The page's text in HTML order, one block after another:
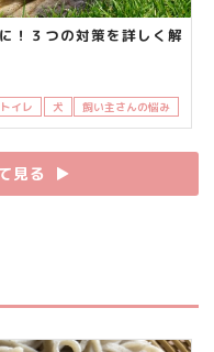
！３つの対策を詳しく解
トイレ 犬 飼い主さんの悩み
見る ▶︎